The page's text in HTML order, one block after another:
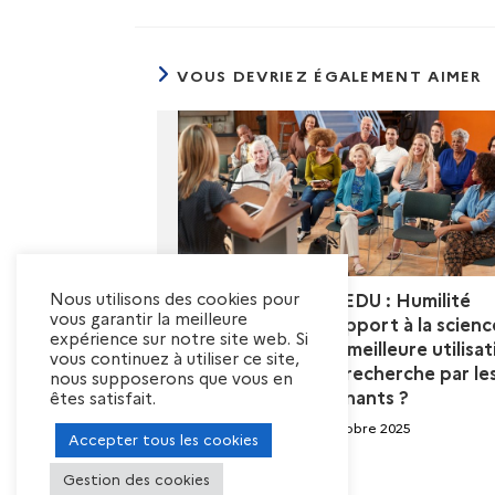
VOUS DEVRIEZ ÉGALEMENT AIMER
Projet RECH-EDU : Humilité
intellectuelle et rapport à la
une piste pour une meilleure
des résultats de recherche par
enseignants ?
14 octobre 2025
Nous utilisons des cookies pour
vous garantir la meilleure
expérience sur notre site web. Si
vous continuez à utiliser ce site,
nous supposerons que vous en
êtes satisfait.
Accepter tous les cookies
Gestion des cookies